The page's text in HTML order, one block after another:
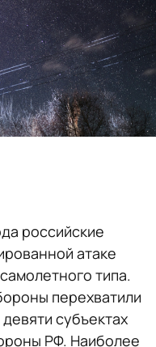
российские
атаке
типа.
перехватили
субъектах
РФ. Наиболее